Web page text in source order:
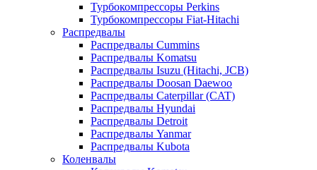
Турбокомпрессоры Perkins
Турбокомпрессоры Fiat-Hitachi
Распредвалы
Распредвалы Cummins
Распредвалы Komatsu
Распредвалы Isuzu (Hitachi, JCB)
Распредвалы Doosan Daewoo
Распредвалы Caterpillar (CAT)
Распредвалы Hyundai
Распредвалы Detroit
Распредвалы Yanmar
Распредвалы Kubota
Коленвалы